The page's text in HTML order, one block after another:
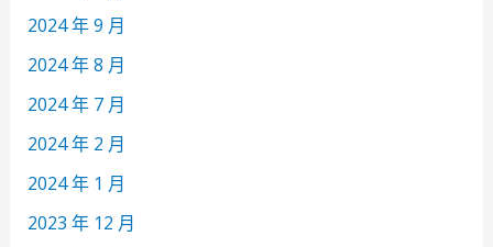
2024 年 9 月
2024 年 8 月
2024 年 7 月
2024 年 2 月
2024 年 1 月
2023 年 12 月